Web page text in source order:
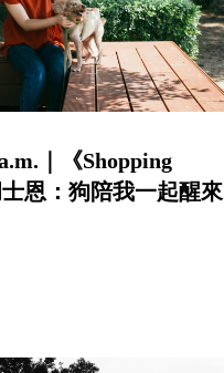
｜《Shopping
恩：狗陪我一起醒來